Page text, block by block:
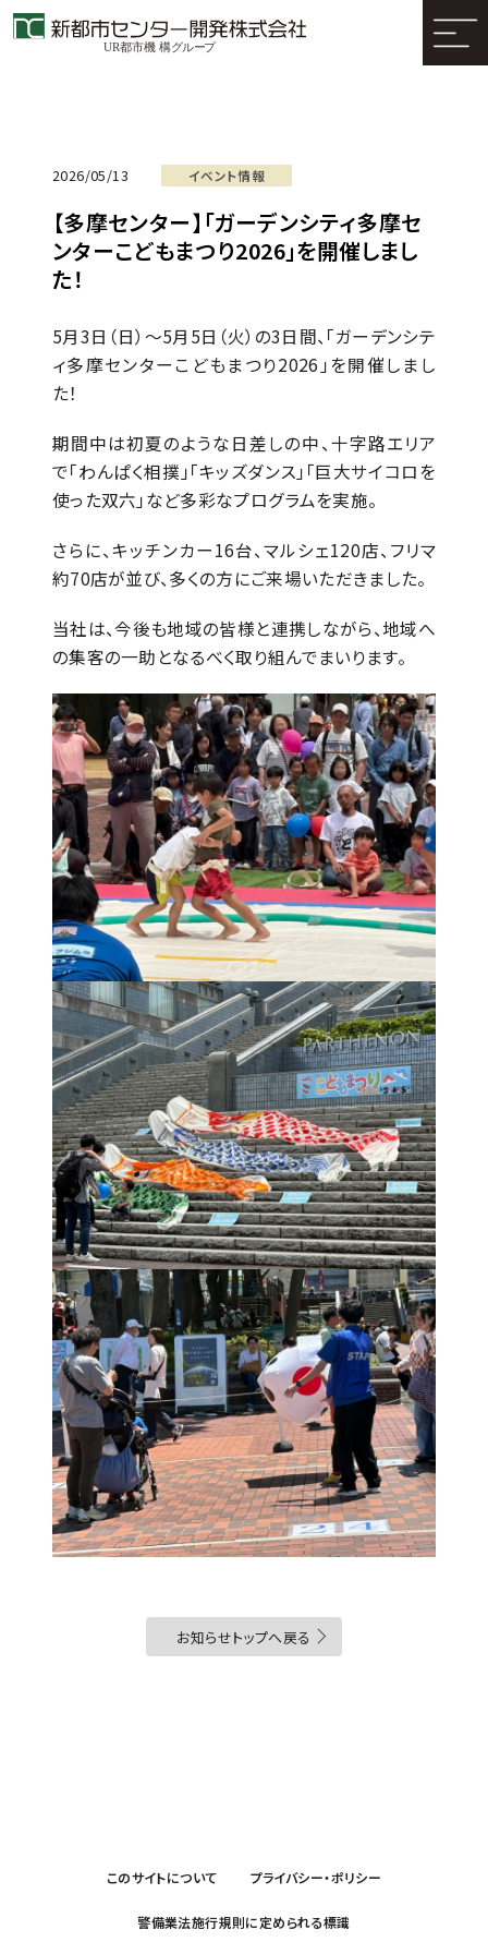
2026/05/13 イベント情報
【多摩センター】「ガーデンシティ多摩セ
ンターこどもまつり2026」を開催しまし
た！
5月3日（日）～5月5日（火）の3日間、「ガーデンシテ
ィ多摩センターこどもまつり2026」を開催しまし
た！
期間中は初夏のような日差しの中、十字路エリア
で「わんぱく相撲」「キッズダンス」「巨大サイコロを
使った双六」など多彩なプログラムを実施。
さらに、キッチンカー16台、マルシェ120店、フリマ
約70店が並び、多くの方にご来場いただきました。
当社は、今後も地域の皆様と連携しながら、地域へ
の集客の一助となるべく取り組んでまいります。
お知らせトップへ戻る
このサイトについて プライバシー・ポリシー
警備業法施行規則に定められる標識